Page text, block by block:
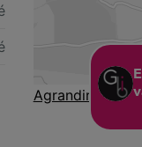
Agrandir le plan